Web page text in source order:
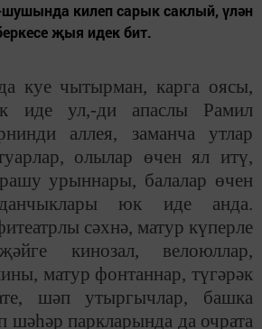
килеп сарык саклый, үлән
җыя идек бит.
куе чытырман, карга оясы,
иде ул,-ди апаслы Рамил
аллея, заманча утлар
олылар өчен ял итү,
урыннары, балалар өчен
юк иде анда.
сәхнә, матур күперле
кинозал, велоюллар,
матур фонтаннар, түгәрәк
шәп утыргычлар, башка
шәһәр паркларында да очрата